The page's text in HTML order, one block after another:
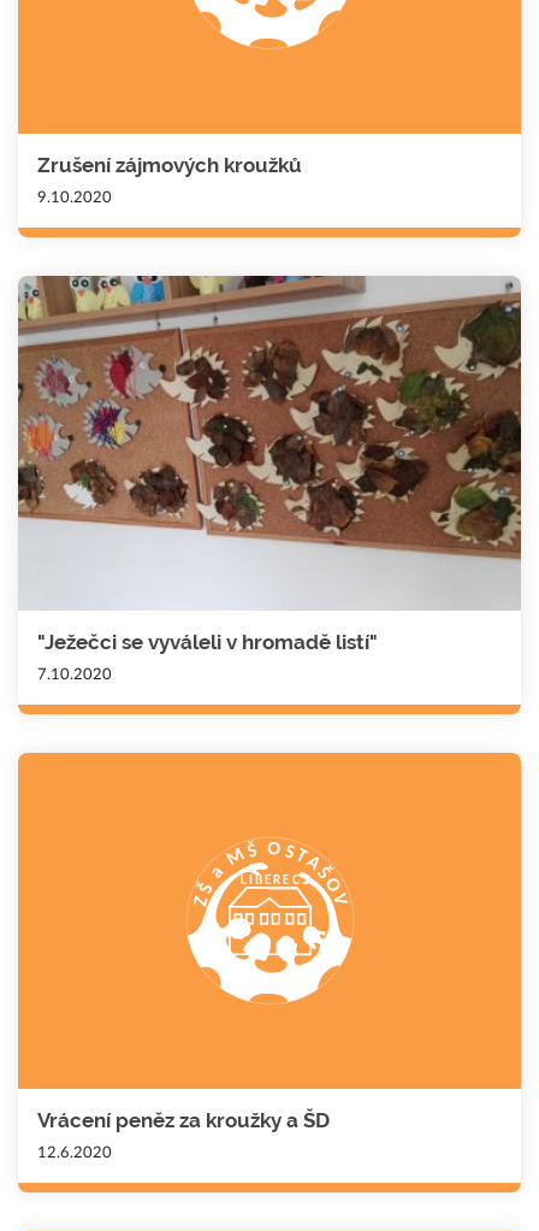
Zrušení zájmových kroužků
9.10.2020
"Ježečci se vyváleli v hromadě listí"
7.10.2020
Vrácení peněz za kroužky a ŠD
12.6.2020